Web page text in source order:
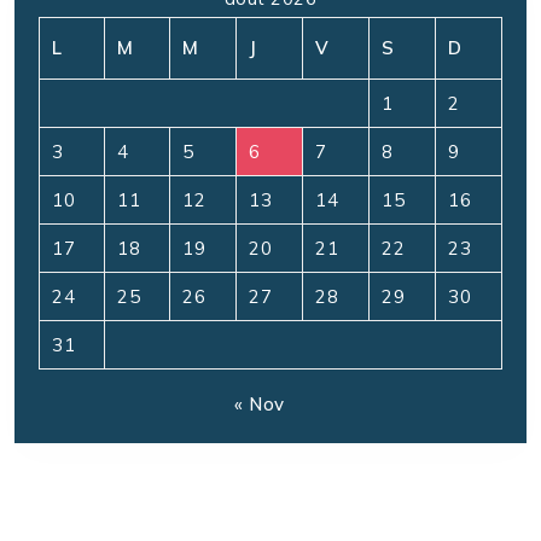
L M M J V S D
1 2
3 4 5 6 7 8 9
10 11 12 13 14 15 16
17 18 19 20 21 22 23
24 25 26 27 28 29 30
31
« Nov